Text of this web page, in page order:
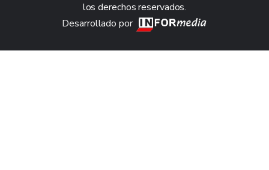
los derechos reservados.
Desarrollado por